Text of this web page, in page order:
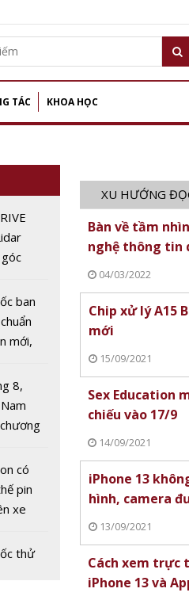
TÁC KHOA HỌC
ban
mới,
5%
8,
có
pin
xe
thử
XU HƯỚNG
Bàn về tầm
nghệ thông tin
04/03/2022
Chip xử lý A15
mới
15/09/2021
Sex Education
chiếu vào 17/9
14/09/2021
iPhone 13
hình, camera
13/09/2021
Cách xem trực
iPhone 13 và